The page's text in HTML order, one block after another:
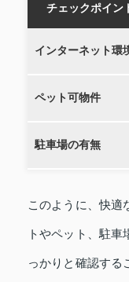
チェックポイン
インターネット環
ペット可物件
駐車場の有無
このように、快適
トやペット、駐車
っかりと確認する